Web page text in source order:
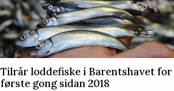
Tilrår loddefiske i Barentshavet for
første gong sidan 2018